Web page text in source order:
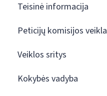
Teisinė informacija
Peticijų komisijos veikla
Veiklos sritys
Kokybės vadyba